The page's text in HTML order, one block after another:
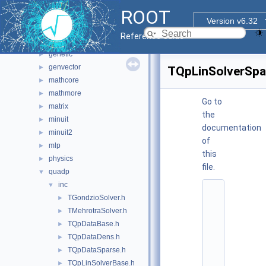
ROOT
Version v6.32
Reference Guide
doc
► fftw
► foam
► fumili
► genetic
► genvector
► mathcore
► mathmore
► matrix
► minuit
► minuit2
► mlp
► physics
▼ quadp
▼ inc
► TGondzioSolver.h
► TMehrotraSolver.h
► TQpDataBase.h
► TQpDataDens.h
► TQpDataSparse.h
► TQpLinSolverBase.h
Go to
the
documentation
of
this
file.